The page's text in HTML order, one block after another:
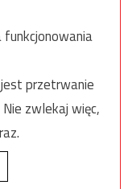
przetrwanie
zwlekaj więc,